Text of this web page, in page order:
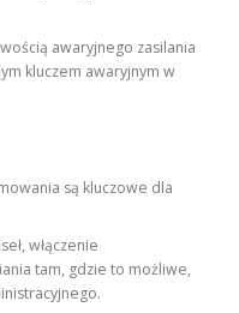
awaryjnego zasilania
kluczem awaryjnym w
są kluczowe dla
włączenie
tam, gdzie to możliwe,